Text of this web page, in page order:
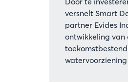
versnelt Smart
partner Evides
ontwikkeling van